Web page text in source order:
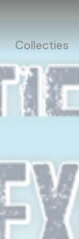
Collecties